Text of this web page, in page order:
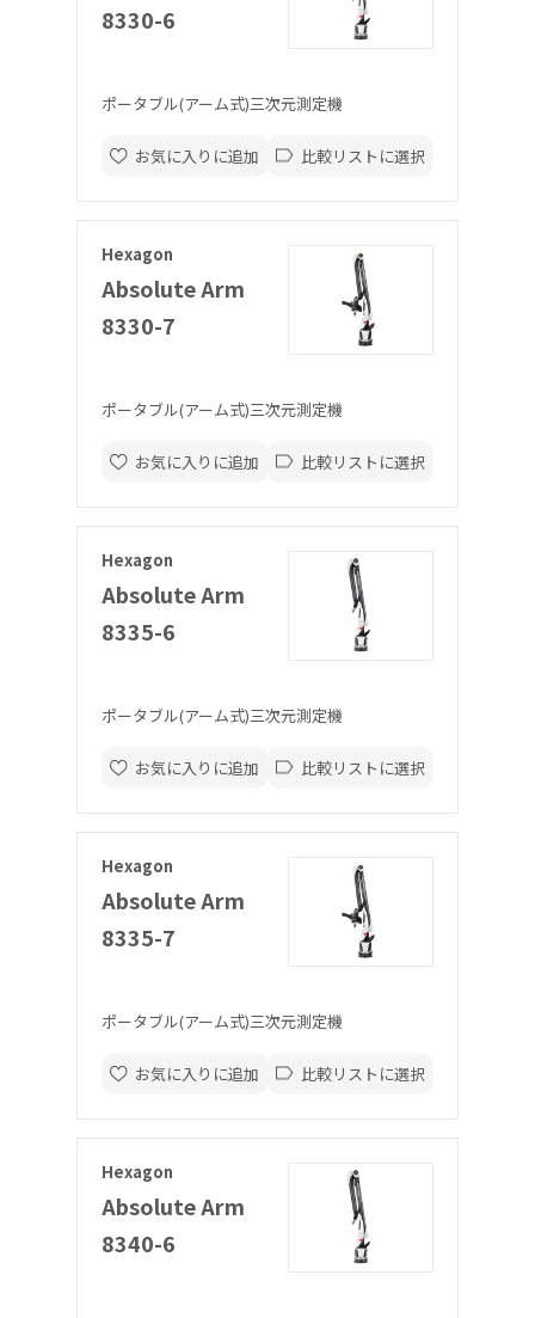
8330-6
ポータブル(アーム式)三次元測定機
お気に入りに追加 比較リストに選択
Hexagon
Absolute Arm
8330-7
ポータブル(アーム式)三次元測定機
お気に入りに追加 比較リストに選択
Hexagon
Absolute Arm
8335-6
ポータブル(アーム式)三次元測定機
お気に入りに追加 比較リストに選択
Hexagon
Absolute Arm
8335-7
ポータブル(アーム式)三次元測定機
お気に入りに追加 比較リストに選択
Hexagon
Absolute Arm
8340-6